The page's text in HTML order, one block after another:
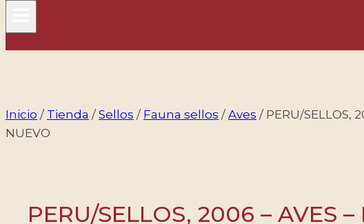
Inicio / Tienda / Sellos / Fauna sellos / Aves / PERU/SELLOS,
NUEVO
PERU/SELLOS, 2006 – AVES